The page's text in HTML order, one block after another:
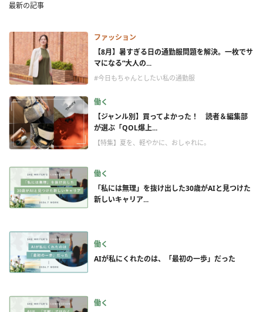
最新の記事
ファッション
【8月】暑すぎる日の通勤服問題を解決。一枚でサ
マになる“大人の...
#今日もちゃんとしたい私の通勤服
働く
【ジャンル別】買ってよかった！ 読者＆編集部
が選ぶ「QOL爆上...
【特集】夏を、軽やかに、おしゃれに。
働く
「私には無理」を抜け出した30歳がAIと見つけた
新しいキャリア...
働く
AIが私にくれたのは、「最初の一歩」だった
働く